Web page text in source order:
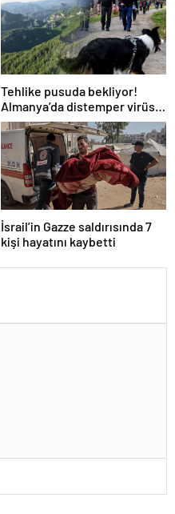
Tehlike pusuda bekliyor!
Almanya’da distemper virüsü
yayılıyor: Çoğu
kurtarılamayacak!
İsrail’in Gazze saldırısında 7
kişi hayatını kaybetti